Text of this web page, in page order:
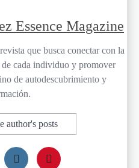
Essence Magazine
que busca conectar con la
de cada individuo y promover
de autodescubrimiento y
author's posts